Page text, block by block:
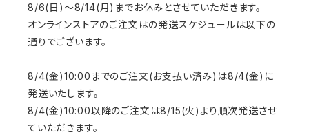
8/6(日)〜8/14(月)までお休みとさせていただきます。
オンラインストアのご注文はの発送スケジュールは以下の
通りでございます。
8/4(金)10:00までのご注文(お支払い済み)は8/4(金)に
発送いたします。
8/4(金)10:00以降のご注文は8/15(火)より順次発送させ
ていただきます。